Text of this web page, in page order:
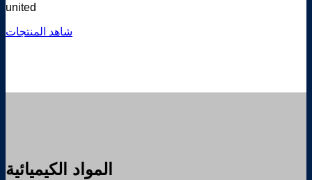
united
شاهد المنتجات
المواد الكيميائية